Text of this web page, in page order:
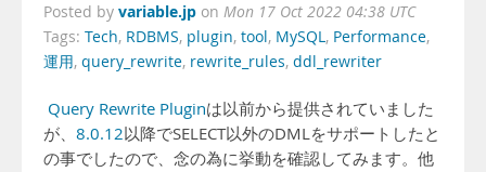
Posted by variable.jp on Mon 17 Oct 2022 04:38 UTC
Tags: Tech, RDBMS, plugin, tool, MySQL, Performance,
運用, query_rewrite, rewrite_rules, ddl_rewriter
Query Rewrite Pluginは以前から提供されていました
が、 8.0.12以降でSELECT以外のDMLをサポートしたと
の事でしたので、念の為に挙動を確認してみます。他